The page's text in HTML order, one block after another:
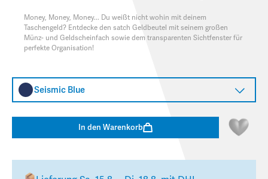
Money, Money, Money... Du weißt nicht wohin mit deinem
Taschengeld? Entdecke den satch Geldbeutel mit seinem großen
Münz- und Geldscheinfach sowie dem transparenten Sichtfenster für
perfekte Organisation!
Seismic Blue
In den Warenkorb